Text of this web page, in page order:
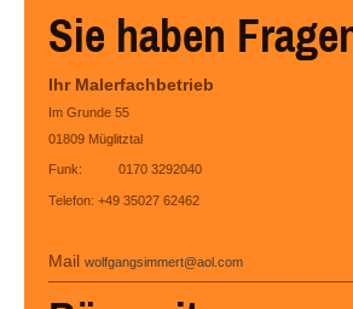
Sie haben
Ihr Malerfachbetrieb
Im Grunde 55
01809 Müglitztal
Funk: 0170 3292040
Telefon: +49 35027 62462
Mail wolfgangsimmert@aol.com